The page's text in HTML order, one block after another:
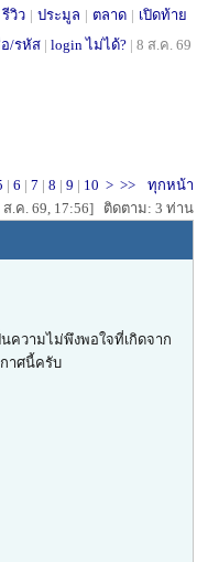
รีวิว | ประมูล | ตลาด | เปิดท้าย
/รหัส | login ไม่ได้? | 8 ส.ค. 69
| 6 | 7 | 8 | 9 | 10 > >>
ทุกหน้า
ส.ค. 69, 17:56] ติดตาม: 3 ท่าน
ความไม่พึงพอใจที่เกิดจาก
าศนี้ครับ